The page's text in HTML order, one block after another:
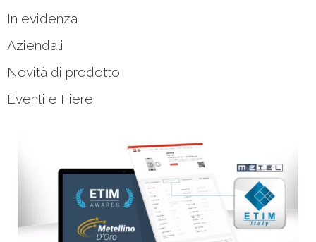
In evidenza
Aziendali
Novità di prodotto
Eventi e Fiere